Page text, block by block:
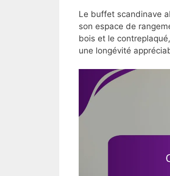
Le buffet scandinave
son espace de
bois et le
une longévité